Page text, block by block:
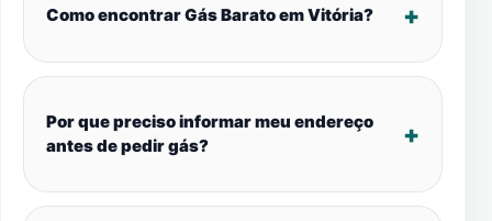
Como encontrar Gás Barato em Vitória?
Por que preciso informar meu endereço
antes de pedir gás?